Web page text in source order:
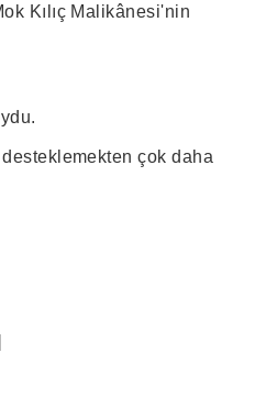
Kılıç Malikânesi'nin
çok daha